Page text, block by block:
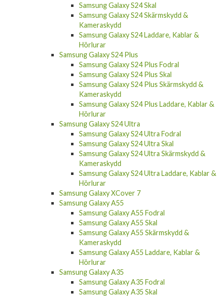
Samsung Galaxy S24 Skal
Samsung Galaxy S24 Skärmskydd &
Kameraskydd
Samsung Galaxy S24 Laddare, Kablar &
Hörlurar
Samsung Galaxy S24 Plus
Samsung Galaxy S24 Plus Fodral
Samsung Galaxy S24 Plus Skal
Samsung Galaxy S24 Plus Skärmskydd &
Kameraskydd
Samsung Galaxy S24 Plus Laddare, Kablar &
Hörlurar
Samsung Galaxy S24 Ultra
Samsung Galaxy S24 Ultra Fodral
Samsung Galaxy S24 Ultra Skal
Samsung Galaxy S24 Ultra Skärmskydd &
Kameraskydd
Samsung Galaxy S24 Ultra Laddare, Kablar &
Hörlurar
Samsung Galaxy XCover 7
Samsung Galaxy A55
Samsung Galaxy A55 Fodral
Samsung Galaxy A55 Skal
Samsung Galaxy A55 Skärmskydd &
Kameraskydd
Samsung Galaxy A55 Laddare, Kablar &
Hörlurar
Samsung Galaxy A35
Samsung Galaxy A35 Fodral
Samsung Galaxy A35 Skal